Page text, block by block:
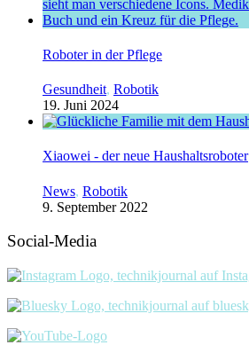
Roboter in der Pflege
Gesundheit, Robotik
19. Juni 2024
Xiaowei - der neue Haushaltsroboter
News, Robotik
9. September 2022
Social-Media